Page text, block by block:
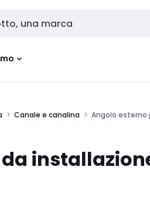
Canale e canalina Angolo esterno